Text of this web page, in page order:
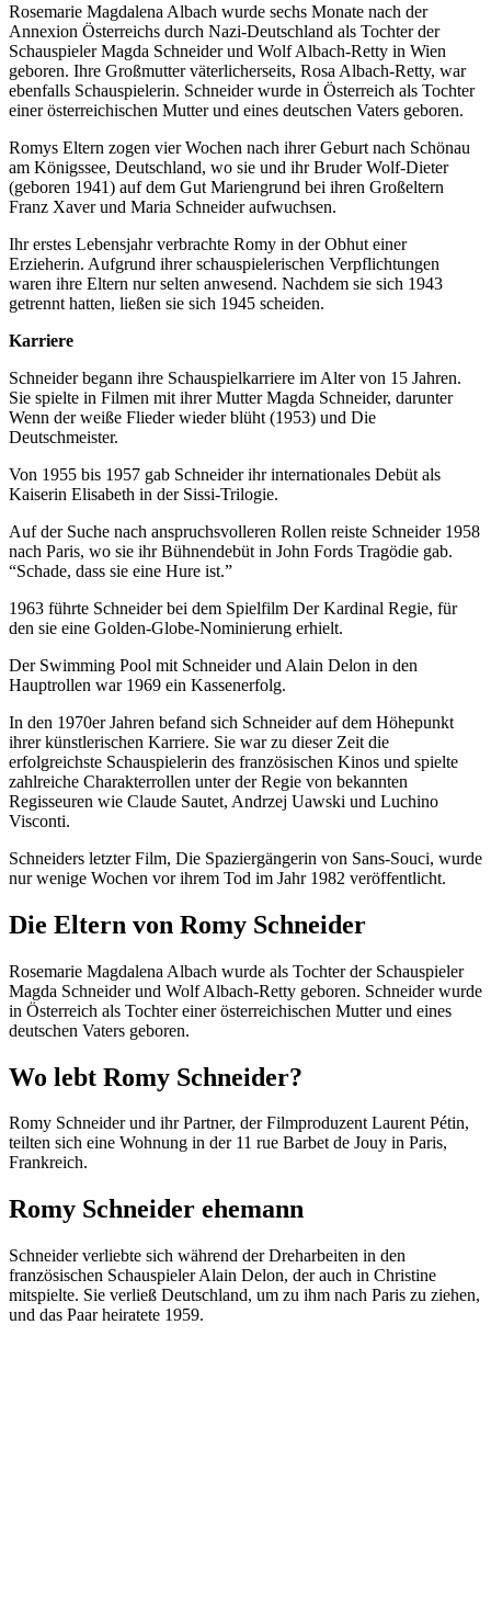
Rosemarie Magdalena Albach wurde sechs Monate nach der
Annexion Österreichs durch Nazi-Deutschland als Tochter der
Schauspieler Magda Schneider und Wolf Albach-Retty in Wien
geboren. Ihre Großmutter väterlicherseits, Rosa Albach-Retty, war
ebenfalls Schauspielerin. Schneider wurde in Österreich als Tochter
einer österreichischen Mutter und eines deutschen Vaters geboren.
Romys Eltern zogen vier Wochen nach ihrer Geburt nach Schönau
am Königssee, Deutschland, wo sie und ihr Bruder Wolf-Dieter
(geboren 1941) auf dem Gut Mariengrund bei ihren Großeltern
Franz Xaver und Maria Schneider aufwuchsen.
Ihr erstes Lebensjahr verbrachte Romy in der Obhut einer
Erzieherin. Aufgrund ihrer schauspielerischen Verpflichtungen
waren ihre Eltern nur selten anwesend. Nachdem sie sich 1943
getrennt hatten, ließen sie sich 1945 scheiden.
Karriere
Schneider begann ihre Schauspielkarriere im Alter von 15 Jahren.
Sie spielte in Filmen mit ihrer Mutter Magda Schneider, darunter
Wenn der weiße Flieder wieder blüht (1953) und Die
Deutschmeister.
Von 1955 bis 1957 gab Schneider ihr internationales Debüt als
Kaiserin Elisabeth in der Sissi-Trilogie.
Auf der Suche nach anspruchsvolleren Rollen reiste Schneider 1958
nach Paris, wo sie ihr Bühnendebüt in John Fords Tragödie gab.
“Schade, dass sie eine Hure ist.”
1963 führte Schneider bei dem Spielfilm Der Kardinal Regie, für
den sie eine Golden-Globe-Nominierung erhielt.
Der Swimming Pool mit Schneider und Alain Delon in den
Hauptrollen war 1969 ein Kassenerfolg.
In den 1970er Jahren befand sich Schneider auf dem Höhepunkt
ihrer künstlerischen Karriere. Sie war zu dieser Zeit die
erfolgreichste Schauspielerin des französischen Kinos und spielte
zahlreiche Charakterrollen unter der Regie von bekannten
Regisseuren wie Claude Sautet, Andrzej Uawski und Luchino
Visconti.
Schneiders letzter Film, Die Spaziergängerin von Sans-Souci, wurde
nur wenige Wochen vor ihrem Tod im Jahr 1982 veröffentlicht.
Die Eltern von Romy Schneider
Rosemarie Magdalena Albach wurde als Tochter der Schauspieler
Magda Schneider und Wolf Albach-Retty geboren. Schneider wurde
in Österreich als Tochter einer österreichischen Mutter und eines
deutschen Vaters geboren.
Wo lebt Romy Schneider?
Romy Schneider und ihr Partner, der Filmproduzent Laurent Pétin,
teilten sich eine Wohnung in der 11 rue Barbet de Jouy in Paris,
Frankreich.
Romy Schneider ehemann
Schneider verliebte sich während der Dreharbeiten in den
französischen Schauspieler Alain Delon, der auch in Christine
mitspielte. Sie verließ Deutschland, um zu ihm nach Paris zu ziehen,
und das Paar heiratete 1959.